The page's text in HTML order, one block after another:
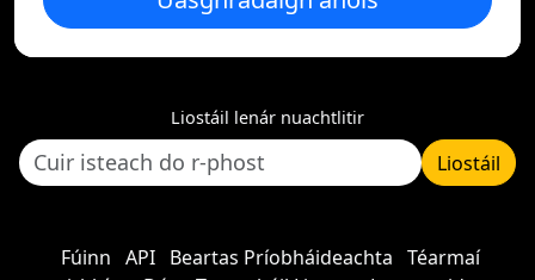
Liostáil lenár nuachtlitir
Liostáil
Fúinn API Beartas Príobháideachta Téarmaí